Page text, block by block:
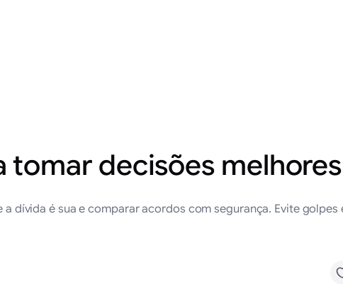
tomar decisões melhores
dívida é sua e comparar acordos com segurança. Evite golpes